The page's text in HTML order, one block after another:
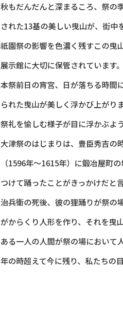
秋もだんだんと深まるころ、祭の
された13基の美しい曳山が、街中
祇園祭の影響を色濃く残すこの曳
展示館に大切に保管されています。
本祭前日の宵宮、日が落ちる時間
られた曳山が美しく浮かび上がり
祭礼を愉しむ様子が目に浮かぶよう
大津祭のはじまりは、豊臣秀吉の
（1596年～1615年）に鍛冶屋町
つけて踊ったことがきっかけだと
治兵衛の死後、彼の狸踊りが祭の
がからくり人形を作り、それを曳
ある一人の人間が祭の場において
年の時超えて今に残り、私たちの